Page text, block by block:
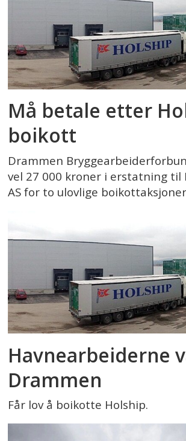
Må betale etter
boikott
Drammen
vel 27 000 kroner i erstatning til
AS for to ulovlige
Havnearbeiderne
Drammen
Får lov å boikotte Holship.